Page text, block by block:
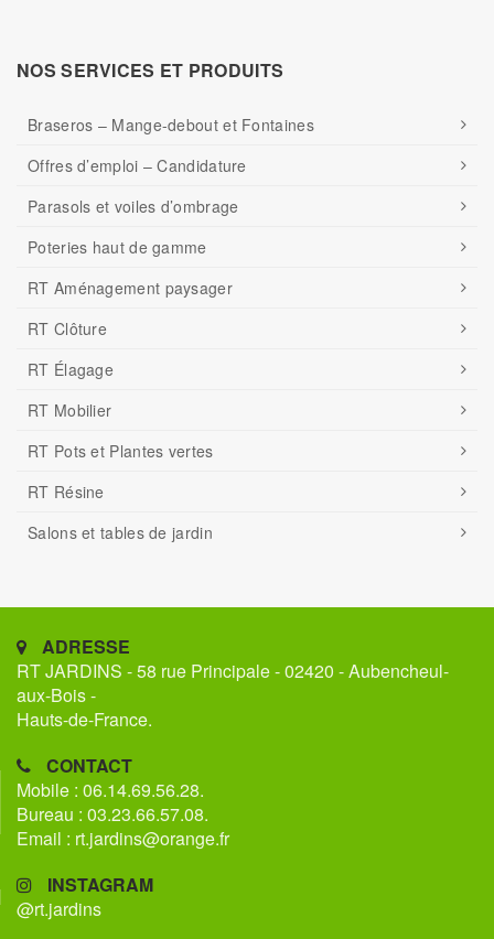
NOS SERVICES ET PRODUITS
Braseros – Mange-debout et Fontaines
Offres d’emploi – Candidature
Parasols et voiles d’ombrage
Poteries haut de gamme
RT Aménagement paysager
RT Clôture
RT Élagage
RT Mobilier
RT Pots et Plantes vertes
RT Résine
Salons et tables de jardin
ADRESSE
RT JARDINS - 58 rue Principale - 02420 - Aubencheul-
aux-Bois -
Hauts-de-France.
CONTACT
Mobile : 06.14.69.56.28.
Bureau : 03.23.66.57.08.
Email : rt.jardins@orange.fr
INSTAGRAM
@rt.jardins